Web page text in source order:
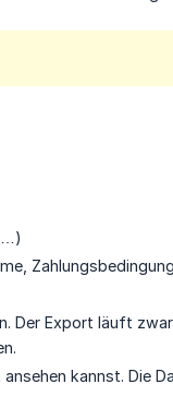
…)
Der Export läuft
kannst. Die